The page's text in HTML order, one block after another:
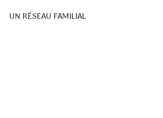
UN RÉSEAU FAMILIAL